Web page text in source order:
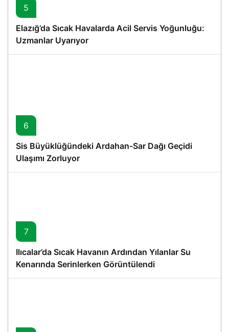
5
Elazığ’da Sıcak Havalarda Acil Servis Yoğunluğu:
Uzmanlar Uyarıyor
6
Sis Büyüklüğündeki Ardahan-Sar Dağı Geçidi
Ulaşımı Zorluyor
7
Ilıcalar’da Sıcak Havanın Ardından Yılanlar Su
Kenarında Serinlerken Görüntülendi